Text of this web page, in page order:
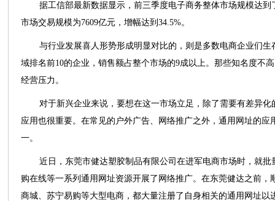
据工信部最新数据显示，前三季度电子商务整体市场规模达
市场交易规模为7609亿元，增幅达到34.5%。
与行业发展喜人形势形成明显对比的，则是多数电商企业们
域排名前10的企业，销售额占整个市场的9成以上。那些知名度不
经营压力。
对于新兴企业来说，要想在这一市场立足，除了需要有差异
应用也很重要。在常见的 户外广告、网络推广之外，通用网址的应
一。
近日，东莞市健达塑胶制品有限公司在进军电商市场时，就
购在线等一系列通用网址资源开展了网络推广。在东莞健达之前
商城、苏宁易购等大型电商，都大量注册了自身相关的通用网址以